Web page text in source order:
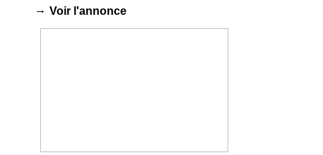
→ Voir l'annonce